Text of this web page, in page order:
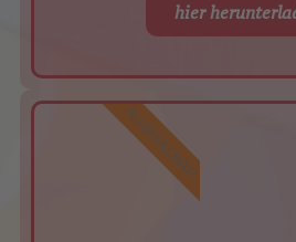
hier
AUSFÜLLBAR